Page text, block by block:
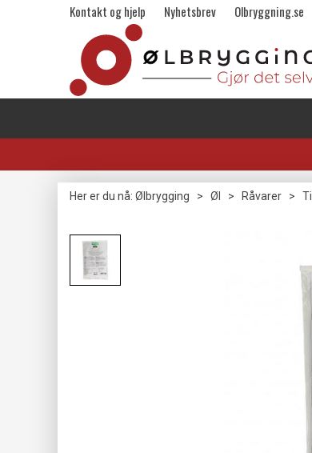
Kontakt og hjelp Nyhetsbrev Olbryggning.se
Her er du nå: Ølbrygging > Øl > Råvarer >